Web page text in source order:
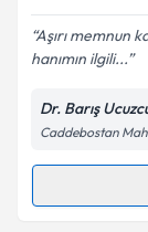
Aşırı memnun
hanımın ilgili...
Dr. Barış
Caddebostan